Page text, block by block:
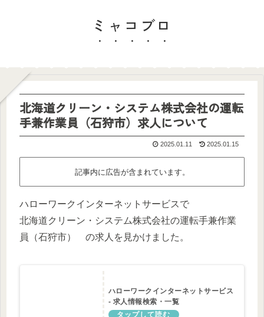
ミャコブロ
北海道クリーン・システム株式会社の運転
手兼作業員（石狩市）求人について
2025.01.11 2025.01.15
記事内に広告が含まれています。
ハローワークインターネットサービスで
北海道クリーン・システム株式会社の運転手兼作業
員（石狩市） の求人を見かけました。
ハローワークインターネットサービス
- 求人情報検索・一覧